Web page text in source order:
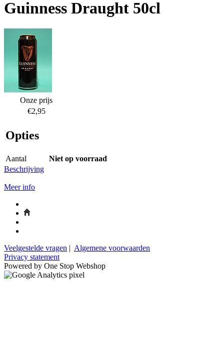
Guinness Draught 50cl
Onze prijs
€2,95
Opties
Aantal
Niet op voorraad
Beschrijving
Meer info
Veelgestelde vragen | Algemene voorwaarden
Privacy statement
Powered by One Stop Webshop